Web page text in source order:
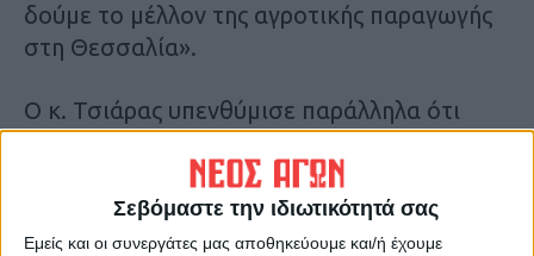
Σεβόμαστε την ιδιωτικότητά σας
Εμείς και οι συνεργάτες μας αποθηκεύουμε και/ή έχουμε
δούμε το μέλλον της αγροτικής παραγωγής
στη Θεσσαλία».
Ο κ. Τσιάρας υπενθύμισε παράλληλα ότι
Βάμβακος σημειώνοντας ότι αποτελεί ένα
σημαντικό μέτρο ενίσχυσης της
βαμβακοκαλλιέργειας και ταυτόχρονα